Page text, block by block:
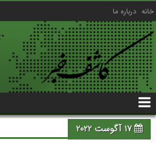
خانه درباره ما
17 آگوست 2022